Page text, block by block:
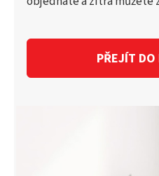
PŘEJÍT DO